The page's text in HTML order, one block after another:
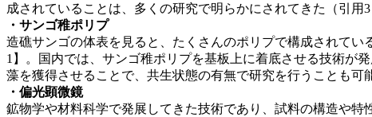
成されていることは、多くの研究で明らかにされてきた（引
・サンゴ稚ポリプ
造礁サンゴの体表を見ると、たくさんのポリプで構成されて
1】。国内では、サンゴ稚ポリプを基板上に着底させる技術
藻を獲得させることで、共生状態の有無で研究を行うことも可
・ 偏光顕微鏡
鉱物学や材料科学で発展してきた技術であり、試料の構造や